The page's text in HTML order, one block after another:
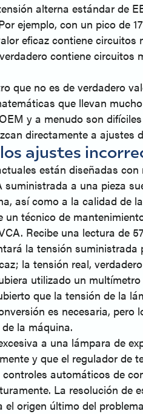
alterna estándar de
ejemplo, con un pico de
eficaz contiene
contiene
que no es de verdadero
que llevan
y a menudo son
directamente a ajustes
ajustes
están diseñadas
suministrada a una pieza
así como a la calidad de
un técnico de
Recibe una lectura de
la tensión
la tensión real,
utilizado un
que la tensión de la
es necesaria,
la máquina.
a una lámpara de
y que el regulador
automáticos de
La resolución de
origen último del